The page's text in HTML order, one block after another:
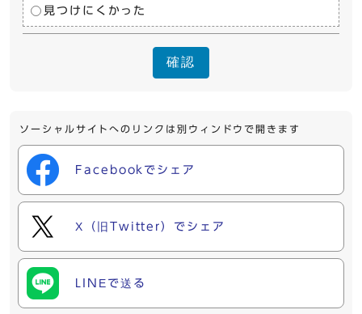
見つけにくかった
確認
ソーシャルサイトへのリンクは別ウィンドウで開きます
Facebookでシェア
X（旧Twitter）でシェア
LINEで送る